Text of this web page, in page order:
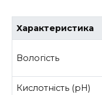
Характеристика
Вологість
Кислотність (pH)